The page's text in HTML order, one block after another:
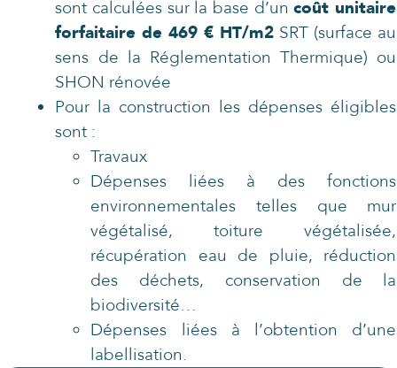
sont calculées sur la base d’uncoût unitaire
forfaitaire de 469 € HT/m2 SRT (surface au
sens de la Réglementation Thermique) ou
SHON rénovée
Pour la construction les dépenses éligibles
sont :
Travaux
Dépenses liées à des fonctions
environnementales telles que mur
végétalisé, toiture végétalisée,
récupération eau de pluie, réduction
des déchets, conservation de la
biodiversité…
Dépenses liées à l’obtention d’une
labellisation.